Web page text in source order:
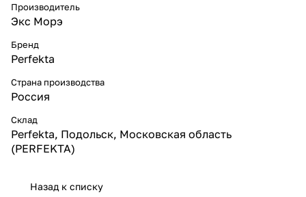
Производитель
Экс Морэ
Бренд
Perfekta
Страна производства
Россия
Склад
Perfekta, Подольск, Московская область
(PERFEKTA)
Назад к списку